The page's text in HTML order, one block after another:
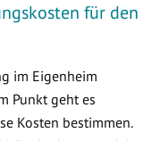
für den
im Eigenheim
Punkt geht es
Kosten bestimmen.